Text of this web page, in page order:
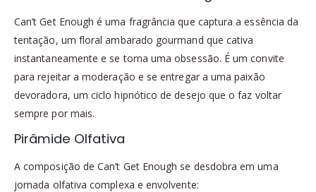
Can’t Get Enough é uma fragrância que captura a essência da
tentação, um floral ambarado gourmand que cativa
instantaneamente e se torna uma obsessão. É um convite
para rejeitar a moderação e se entregar a uma paixão
devoradora, um ciclo hipnótico de desejo que o faz voltar
sempre por mais.
Pirâmide Olfativa
A composição de Can’t Get Enough se desdobra em uma
jornada olfativa complexa e envolvente: